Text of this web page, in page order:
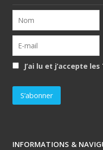
J’ai lu et j’accepte les
INFORMATIONS &